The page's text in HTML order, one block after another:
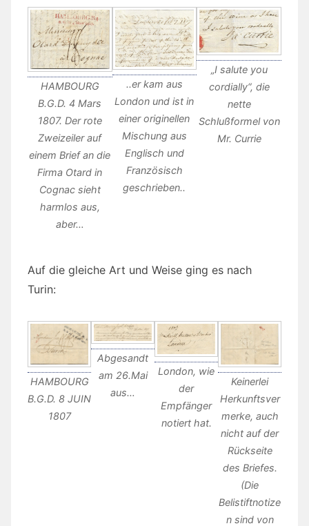
HAMBOURG
B.G.D. 4 Mars
1807. Der rote
Zweizeiler auf
einem Brief an die
Firma Otard in
Cognac sieht
harmlos aus,
aber…
..er kam aus
London und ist in
einer originellen
Mischung aus
Englisch und
Französisch
geschrieben..
„I salute you
cordially“, die
nette
Schlußformel von
Mr. Currie
Auf die gleiche Art und Weise ging es nach
Turin:
HAMBOURG
B.G.D. 8 JUIN
1807
Abgesandt
am 26.Mai
aus…
London, wie
der
Empfänger
notiert hat.
Keinerlei
Herkunftsver
merke, auch
nicht auf der
Rückseite
des Briefes.
(Die
Belistiftnotize
n sind von